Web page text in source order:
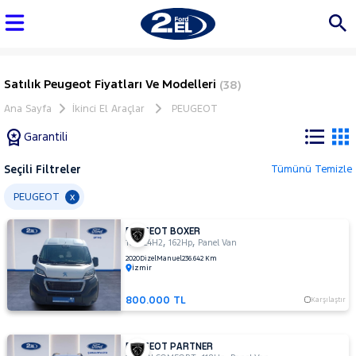
Satılık Peugeot Fiyatları Ve Modelleri (38)
Ana Sayfa İkinci El Araçlar PEUGEOT
Garantili
Tüm
Araçlar
AUDI
BMC
BMW
BYD
Seçili Filtreler Tümünü Temizle
PEUGEOT x
PEUGEOT BOXER
16+1 L4H2,162Hp, Panel Van
2020DizelManuel236.642 Km
İzmir
800.000 TL Karşılaştır
PEUGEOT PARTNER